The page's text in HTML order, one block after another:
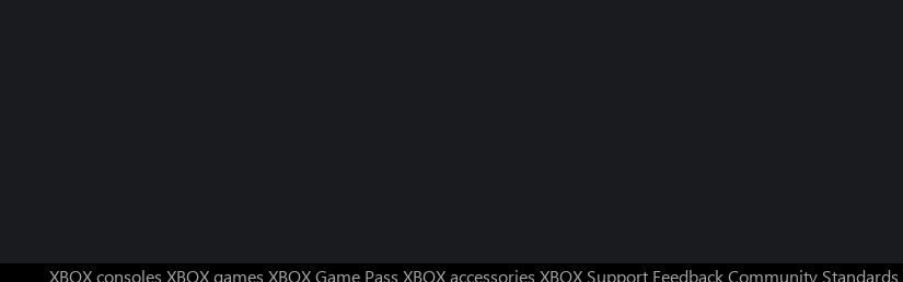
XBOX consoles XBOX games XBOX Game Pass XBOX accessories XBOX Support FeedbackCommunity Standards